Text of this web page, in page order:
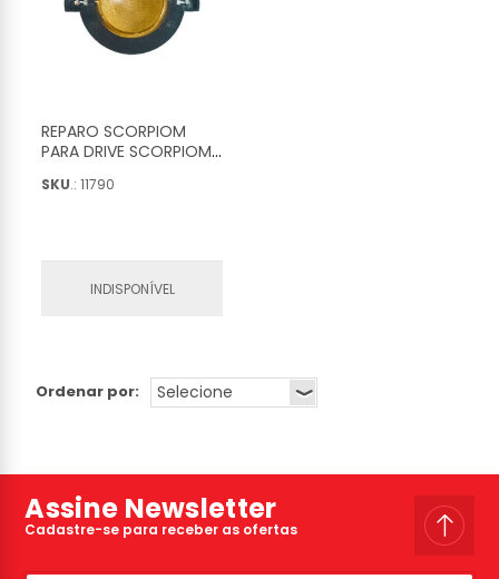
REPARO SCORPIOM
PARA DRIVE SCORPIOM
SKU.: 11790
INDISPONÍVEL
Ordenar por:
Assine Newsletter
Cadastre-se para receber as ofertas